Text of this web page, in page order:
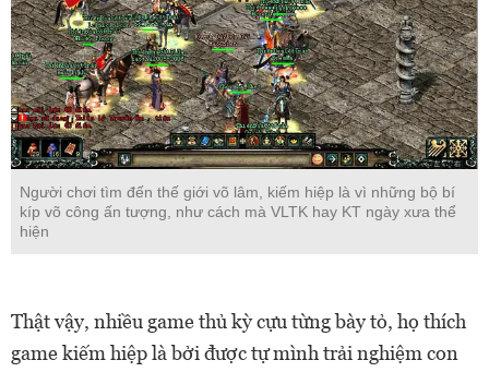
Người chơi tìm đến thế giới võ lâm, kiếm hiệp là vì những bộ bí
kíp võ công ấn tượng, như cách mà VLTK hay KT ngày xưa thể
hiện
Thật vậy, nhiều game thủ kỳ cựu từng bày tỏ, họ thích
game kiếm hiệp là bởi được tự mình trải nghiệm con